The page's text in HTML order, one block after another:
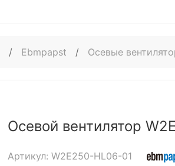
/ Ebmpapst / Осевые
Осевой вентилятор
Артикул: W2E250-HL06-01